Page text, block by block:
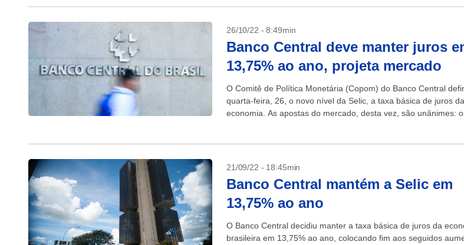
26/10/22 - 8:49min
Banco Central deve manter juros
13,75% ao ano, projeta mercado
O Comitê de Política Monetária (Copom) do Banco Central
quarta-feira, 26, o novo nível da Selic, a taxa básica de juros da
economia. As apostas do mercado, desta vez, são unânimes:
21/09/22 - 18:45min
Banco Central mantém a Selic em
13,75% ao ano
O Banco Central decidiu manter a taxa básica de juros da
brasileira em 13,75% ao ano, colocando fim aos seguidos